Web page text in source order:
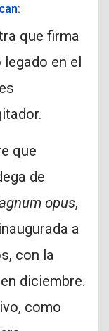
que firma
en el
que
de
opus,
a
con la
diciembre.
como